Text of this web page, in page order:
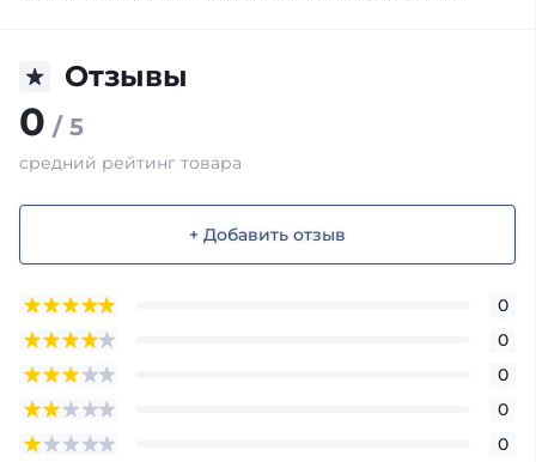
Отзывы
0 / 5
средний рейтинг товара
+ Добавить отзыв
0
0
0
0
0